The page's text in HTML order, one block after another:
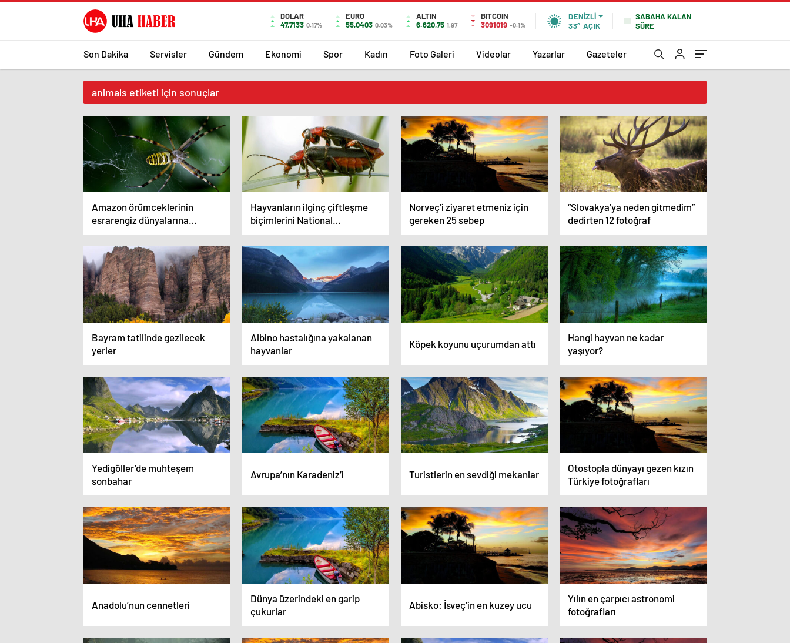
DOLAR
47,7133 0.17%
EURO
55,0403 0.03%
ALTIN
6.620,75 1,97
BITCOIN
3091019 -0.1%
DENIZLI
33° AÇIK
SABAHA KALAN
SÜRE
Son Dakika Servisler Gündem Ekonomi Spor Kadın Foto Galeri Videolar Yazarlar Gazeteler
animals etiketi için sonuçlar
Amazon örümceklerinin
esrarengiz dünyalarına
gitmeye hazır olun.
Hayvanların ilginç çiftleşme
biçimlerini National
Geographic görüntüledi.
Norveç’i ziyaret etmeniz için
gereken 25 sebep
“Slovakya’ya neden gitmedim”
dedirten 12 fotoğraf
Bayram tatilinde gezilecek
yerler
Albino hastalığına yakalanan
hayvanlar
Köpek koyunu uçurumdan attı
Hangi hayvan ne kadar
yaşıyor?
Yedigöller’de muhteşem
sonbahar
Avrupa’nın Karadeniz’i Turistlerin en sevdiği mekanlar
Otostopla dünyayı gezen kızın
Türkiye fotoğrafları
Anadolu’nun cennetleri
Dünya üzerindeki en garip
çukurlar
Abisko: İsveç’in en kuzey ucu
Yılın en çarpıcı astronomi
fotoğrafları